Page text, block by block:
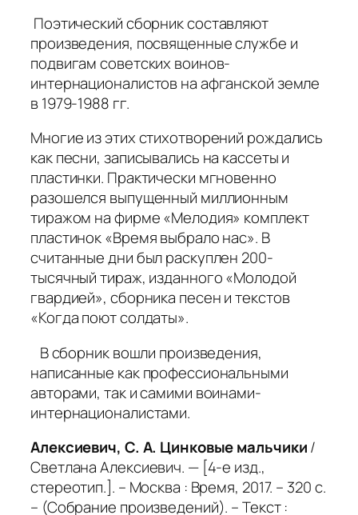
Поэтический сборник составляют
произведения, посвященные службе и
подвигам советских воинов-
интернационалистов на афганской земле
в 1979-1988 гг.
Многие из этих стихотворений рождались
как песни, записывались на кассеты и
пластинки. Практически мгновенно
разошелся выпущенный миллионным
тиражом на фирме «Мелодия» комплект
пластинок «Время выбрало нас». В
считанные дни был раскуплен 200-
тысячный тираж, изданного «Молодой
гвардией», сборника песен и текстов
«Когда поют солдаты».
В сборник вошли произведения,
написанные как профессиональными
авторами, так и самими воинами-
интернационалистами.
Алексиевич, С. А. Цинковые мальчики/
Светлана Алексиевич. — [4-е изд.,
стереотип.]. – Москва : Время, 2017. – 320 с.
– (Собрание произведений). – Текст :